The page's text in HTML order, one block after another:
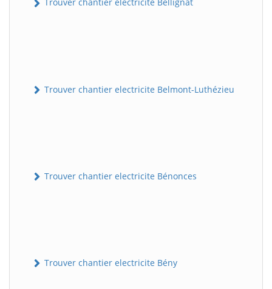
Trouver chantier electricite Belmont-Luthézieu
Trouver chantier electricite Bénonces
Trouver chantier electricite Bény